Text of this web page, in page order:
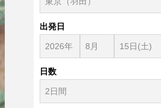
出発日
日数